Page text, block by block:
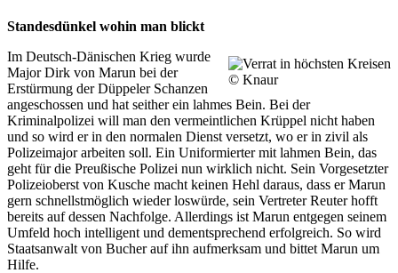
Standesdünkel wohin man blickt
© Knaur
Im Deutsch-Dänischen Krieg wurde
Major Dirk von Marun bei der
Erstürmung der Düppeler Schanzen
angeschossen und hat seither ein lahmes Bein. Bei der
Kriminalpolizei will man den vermeintlichen Krüppel nicht haben
und so wird er in den normalen Dienst versetzt, wo er in zivil als
Polizeimajor arbeiten soll. Ein Uniformierter mit lahmen Bein, das
geht für die Preußische Polizei nun wirklich nicht. Sein Vorgesetzter
Polizeioberst von Kusche macht keinen Hehl daraus, dass er Marun
gern schnellstmöglich wieder loswürde, sein Vertreter Reuter hofft
bereits auf dessen Nachfolge. Allerdings ist Marun entgegen seinem
Umfeld hoch intelligent und dementsprechend erfolgreich. So wird
Staatsanwalt von Bucher auf ihn aufmerksam und bittet Marun um
Hilfe.